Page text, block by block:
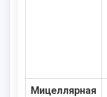
Мицеллярная